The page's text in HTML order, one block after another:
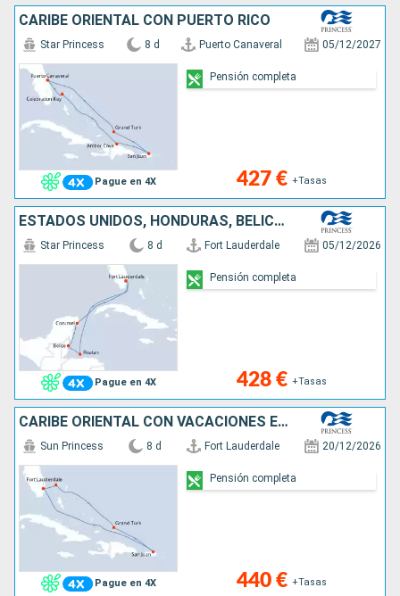
CARIBE ORIENTAL CON PUERTO RICO
Pague en 4X
Star Princess 8 d Puerto Canaveral 05/12/2027
427 € +Tasas
Pensión completa
ESTADOS UNIDOS, HONDURAS, BELICE, MÉXICO
Pague en 4X
Star Princess 8 d Fort Lauderdale 05/12/2026
428 € +Tasas
Pensión completa
CARIBE ORIENTAL CON VACACIONES EN PUERTO
Pague en 4X
Sun Princess 8 d Fort Lauderdale 20/12/2026
440 € +Tasas
Pensión completa